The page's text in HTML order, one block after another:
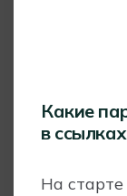
Какие
в ссылках
На